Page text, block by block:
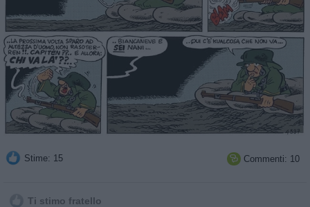
Stime: 15  Commenti: 10
Ti stimo fratello